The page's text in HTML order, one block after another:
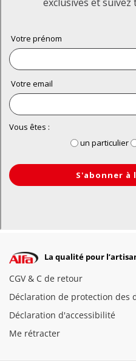
La qualité pour
CGV & C de retour
Déclaration de protection des
Déclaration d'accessibilité
Me rétracter